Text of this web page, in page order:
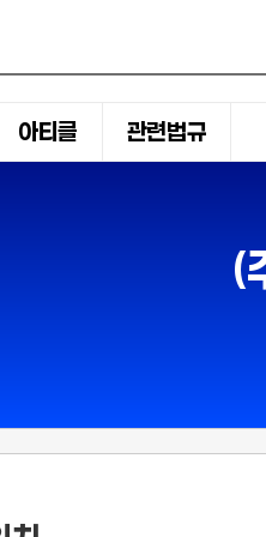
아티클 관련법규
(